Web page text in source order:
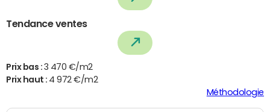
Tendance ventes
Prix bas : 3 470 €/m2
Prix haut : 4 972 €/m2
Méthodologie